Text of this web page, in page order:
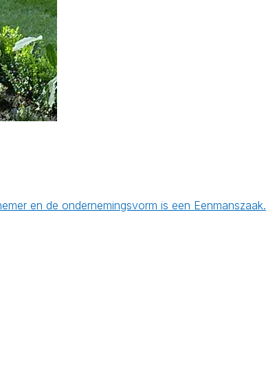
en de ondernemingsvorm is een Eenmanszaak.